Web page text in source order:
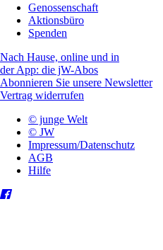
Genossenschaft
Aktionsbüro
Spenden
Nach Hause, online und in
der App: die jW-Abos
Abonnieren Sie unsere Newsletter
Vertrag widerrufen
© junge Welt
© JW
Impressum/Datenschutz
AGB
Hilfe